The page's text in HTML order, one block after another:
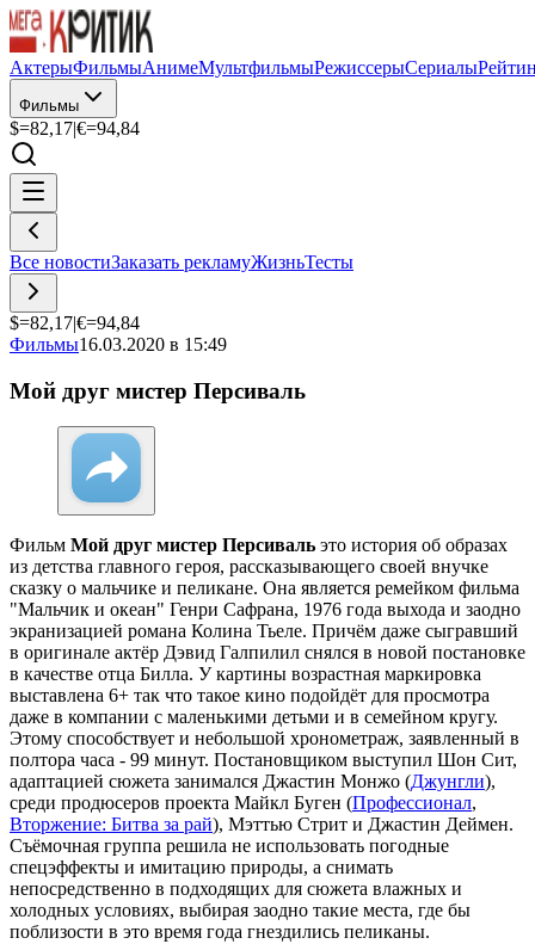
АктерыФильмыАнимеМультфильмыРежиссерыСериалы
Фильмы
$=82,17|€=94,84
Все новостиЗаказать рекламуЖизньТесты
$=82,17|€=94,84
Фильмы16.03.2020 в 15:49
Мой друг мистер Персиваль
Фильм Мой друг мистер Персиваль это история об образах
из детства главного героя, рассказывающего своей внучке
сказку о мальчике и пеликане. Она является ремейком фильма
"Мальчик и океан" Генри Сафрана, 1976 года выхода и заодно
экранизацией романа Колина Тьеле. Причём даже сыгравший
в оригинале актёр Дэвид Галпилил снялся в новой постановке
в качестве отца Билла. У картины возрастная маркировка
выставлена 6+ так что такое кино подойдёт для просмотра
даже в компании с маленькими детьми и в семейном кругу.
Этому способствует и небольшой хронометраж, заявленный в
полтора часа - 99 минут. Постановщиком выступил Шон Сит,
адаптацией сюжета занимался Джастин Монжо (Джунгли),
среди продюсеров проекта Майкл Буген (Профессионал,
Вторжение: Битва за рай), Мэттью Стрит и Джастин Деймен.
Съёмочная группа решила не использовать погодные
спецэффекты и имитацию природы, а снимать
непосредственно в подходящих для сюжета влажных и
холодных условиях, выбирая заодно такие места, где бы
поблизости в это время года гнездились пеликаны.